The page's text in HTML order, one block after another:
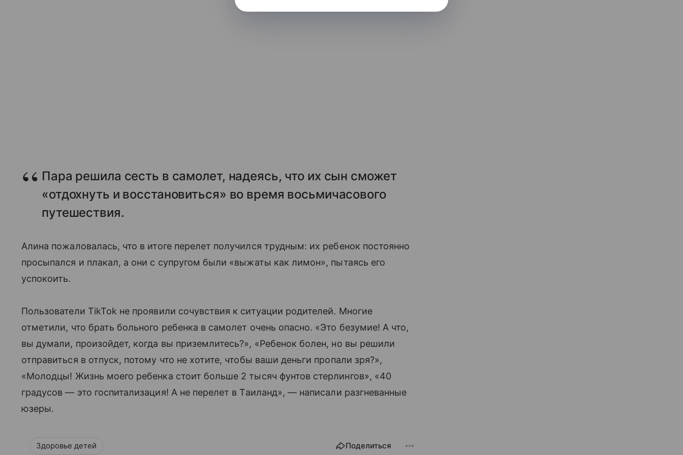
Пара решила сесть в самолет, надеясь, что их сын сможет
«отдохнуть и восстановиться» во время восьмичасового
путешествия.
Алина пожаловалась, что в итоге перелет получился трудным: их ребенок постоянно
просыпался и плакал, а они с супругом были «выжаты как лимон», пытаясь его
успокоить.
Пользователи TikTok не проявили сочувствия к ситуации родителей. Многие
отметили, что брать больного ребенка в самолет очень опасно. «Это безумие! А что,
вы думали, произойдет, когда вы приземлитесь?», «Ребенок болен, но вы решили
отправиться в отпуск, потому что не хотите, чтобы ваши деньги пропали зря?»,
«Молодцы! Жизнь моего ребенка стоит больше 2 тысяч фунтов стерлингов», «40
градусов — это госпитализация! А не перелет в Таиланд», — написали разгневанные
юзеры.
Здоровье детей Поделиться